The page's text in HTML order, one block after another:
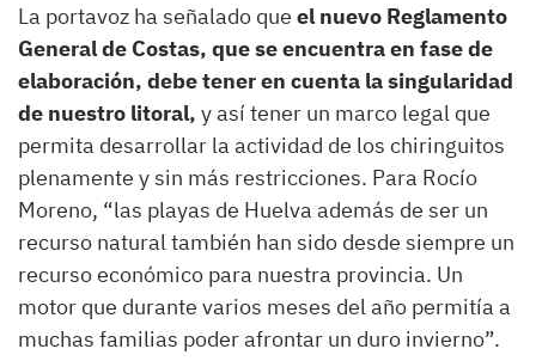
La portavoz ha señalado que el nuevo Reglamento
General de Costas, que se encuentra en fase de
elaboración, debe tener en cuenta la singularidad
de nuestro litoral, y así tener un marco legal que
permita desarrollar la actividad de los chiringuitos
plenamente y sin más restricciones. Para Rocío
Moreno, “las playas de Huelva además de ser un
recurso natural también han sido desde siempre un
recurso económico para nuestra provincia. Un
motor que durante varios meses del año permitía a
muchas familias poder afrontar un duro invierno”.